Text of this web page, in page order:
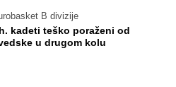
B divizije
kadeti teško poraženi od
u drugom kolu